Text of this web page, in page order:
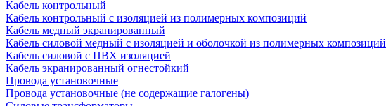
Кабель контрольный
Кабель контрольный с изоляцией из полимерных композиций
Кабель медный экранированный
Кабель силовой медный с изоляцией и оболочкой из полимерных композиций
Кабель силовой с ПВХ изоляцией
Кабель экранированный огнестойкий
Провода установочные
Провода установочные (не содержащие галогены)